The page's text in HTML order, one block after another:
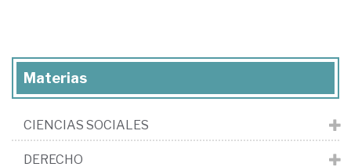
Materias
CIENCIAS SOCIALES
DERECHO